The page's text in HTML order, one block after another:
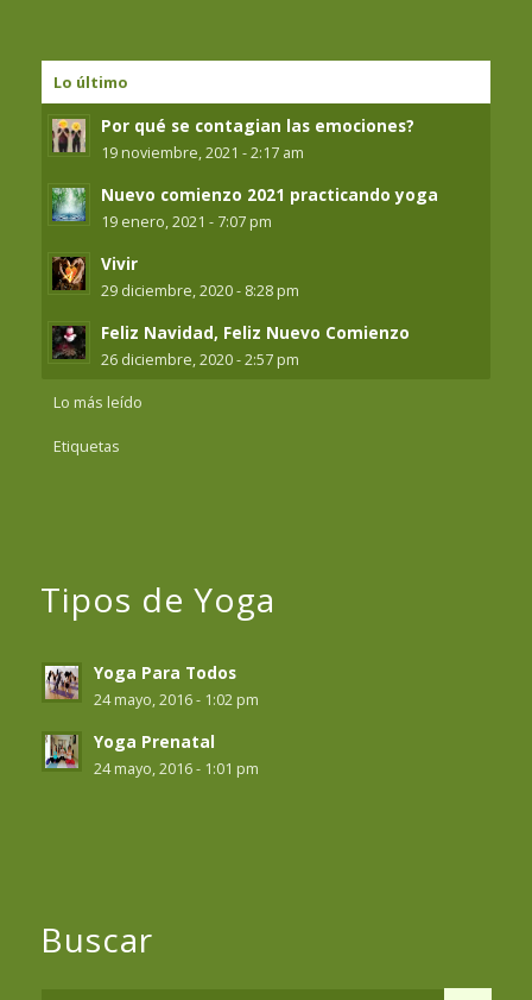
Lo último
Por qué se contagian las emociones?
19 noviembre, 2021 - 2:17 am
Nuevo comienzo 2021 practicando yoga
19 enero, 2021 - 7:07 pm
Vivir
29 diciembre, 2020 - 8:28 pm
Feliz Navidad, Feliz Nuevo Comienzo
26 diciembre, 2020 - 2:57 pm
Lo más leído
Etiquetas
Tipos de Yoga
Yoga Para Todos
24 mayo, 2016 - 1:02 pm
Yoga Prenatal
24 mayo, 2016 - 1:01 pm
Buscar